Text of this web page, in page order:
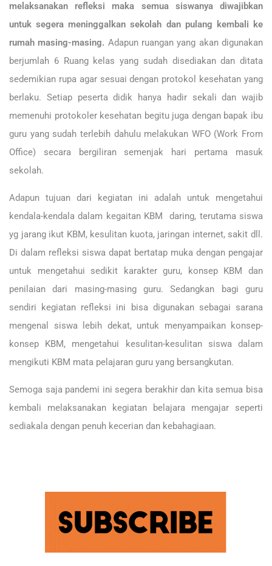
melaksanakan refleksi maka semua siswanya diwajibkan
untuk segera meninggalkan sekolah dan pulang kembali ke
rumah masing-masing. Adapun ruangan yang akan digunakan
berjumlah 6 Ruang kelas yang sudah disediakan dan ditata
sedemikian rupa agar sesuai dengan protokol kesehatan yang
berlaku. Setiap peserta didik hanya hadir sekali dan wajib
memenuhi protokoler kesehatan begitu juga dengan bapak ibu
guru yang sudah terlebih dahulu melakukan WFO (Work From
Office) secara bergiliran semenjak hari pertama masuk
sekolah.
Adapun tujuan dari kegiatan ini adalah untuk mengetahui
kendala-kendala dalam kegaitan KBM daring, terutama siswa
yg jarang ikut KBM, kesulitan kuota, jaringan internet, sakit dll.
Di dalam refleksi siswa dapat bertatap muka dengan pengajar
untuk mengetahui sedikit karakter guru, konsep KBM dan
penilaian dari masing-masing guru. Sedangkan bagi guru
sendiri kegiatan refleksi ini bisa digunakan sebagai sarana
mengenal siswa lebih dekat, untuk menyampaikan konsep-
konsep KBM, mengetahui kesulitan-kesulitan siswa dalam
mengikuti KBM mata pelajaran guru yang bersangkutan.
Semoga saja pandemi ini segera berakhir dan kita semua bisa
kembali melaksanakan kegiatan belajara mengajar seperti
sediakala dengan penuh kecerian dan kebahagiaan.